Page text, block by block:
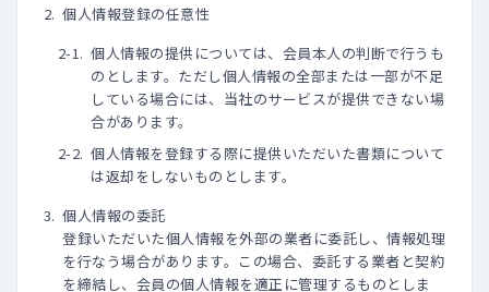
個人情報登録の任意性
個人情報の提供については、会員本人の判断で行うも
のとします。ただし個人情報の全部または一部が不足
している場合には、当社のサービスが提供できない場
合があります。
個人情報を登録する際に提供いただいた書類について
は返却をしないものとします。
個人情報の委託
登録いただいた個人情報を外部の業者に委託し、情報処理
を行なう場合があります。この場合、委託する業者と契約
を締結し、会員の個人情報を適正に管理するものとしま